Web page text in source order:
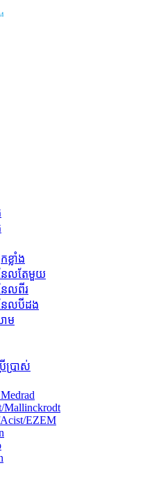
លាំង
ែលតែមួយ
លពីរ
ែលបីដង
ម
ើប្រាស់
Mallinckrodt
EZEM